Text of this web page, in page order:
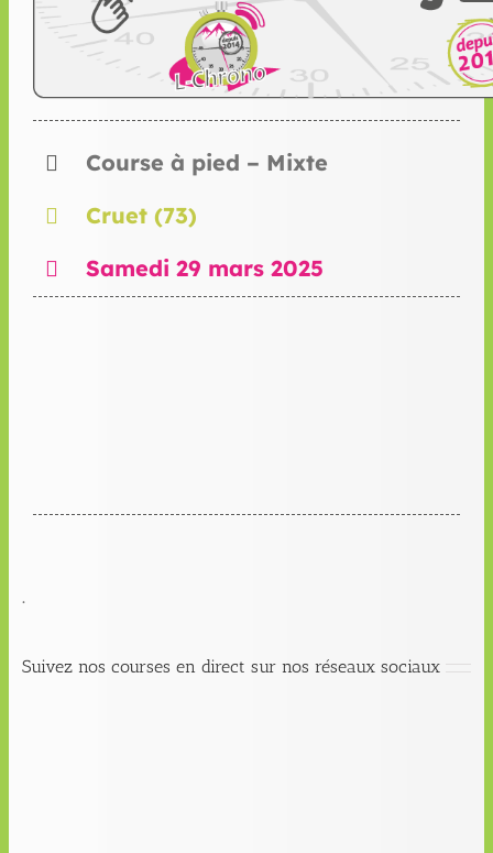
Course à pied – Mixte
Cruet (73)
Samedi 29 mars 2025
.
Suivez nos courses en direct sur nos réseaux sociaux